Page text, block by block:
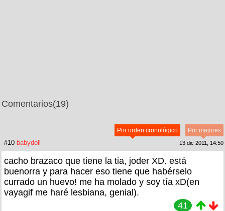
Comentarios(19)
Por mejores
Por orden cronológico
#10 babydoll 13 dic 2011, 14:50
cacho brazaco que tiene la tia, joder XD. está
buenorra y para hacer eso tiene que habérselo
currado un huevo! me ha molado y soy tía xD(en
vayagif me haré lesbiana, genial).
41